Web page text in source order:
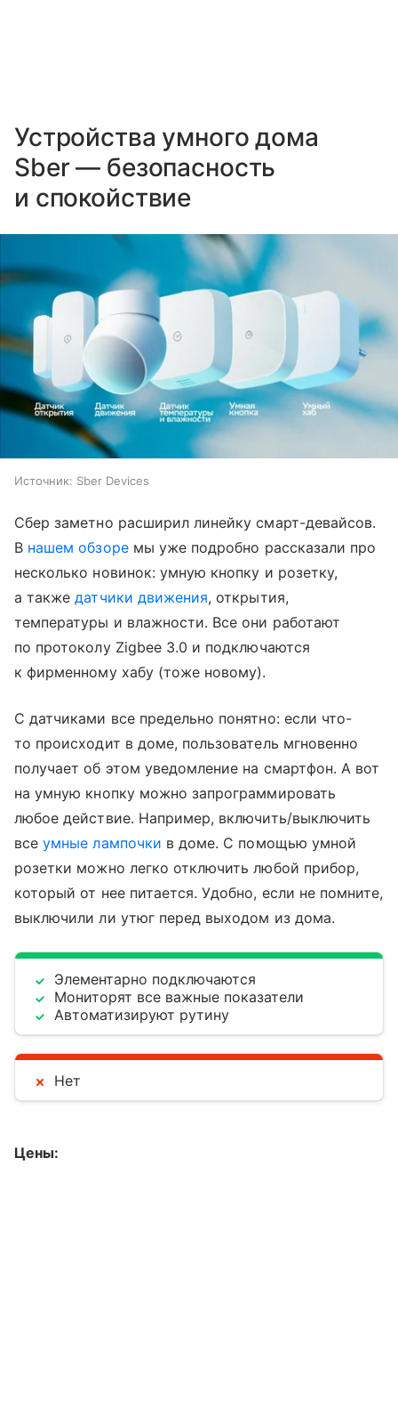
Устройства умного дома
Sber — безопасность
и спокойствие
Источник: Sber Devices
Сбер заметно расширил линейку смарт-девайсов.
В нашем обзоремы уже подробно рассказали про
несколько новинок: умную кнопку и розетку,
а такжедатчики движения, открытия,
температуры и влажности. Все они работают
по протоколу Zigbee 3.0 и подключаются
к фирменному хабу (тоже новому).
С датчиками все предельно понятно: если что-
то происходит в доме, пользователь мгновенно
получает об этом уведомление на смартфон. А вот
на умную кнопку можно запрограммировать
любое действие. Например, включить/выключить
всеумные лампочки в доме. С помощью умной
розетки можно легко отключить любой прибор,
который от нее питается. Удобно, если не помните,
выключили ли утюг перед выходом из дома.
Элементарно подключаются
Мониторят все важные показатели
Автоматизируют рутину
Нет
Цены: